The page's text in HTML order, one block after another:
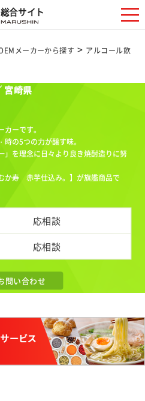
合サイト
メーカーから探す > アルコール飲
宮崎県
ーです。
の5つの力が醸す味。
」を理念に日々より良き焼酎造りに努
か寿 赤芋仕込み。】が旗艦商品で
応相談
応相談
問い合わせ